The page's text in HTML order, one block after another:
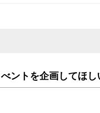
ントを企画してほし